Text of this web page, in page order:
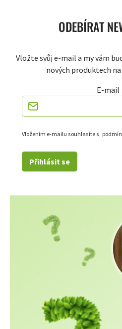
ODEBÍRAT
Vložte svůj e-mail a my vám
nových produktech
E-mail
Vložením e-mailu souhlasíte s
Přihlásit se